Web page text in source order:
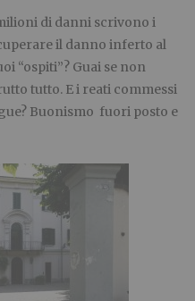
di danni scrivono i
il danno inferto al
“ospiti”? Guai se non
tutto. E i reati commessi
Buonismo fuori posto e